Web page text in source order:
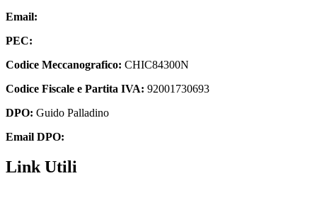
Email:
PEC:
Codice Meccanografico: CHIC84300N
Codice Fiscale e Partita IVA: 92001730693
DPO: Guido Palladino
Email DPO:
Link Utili